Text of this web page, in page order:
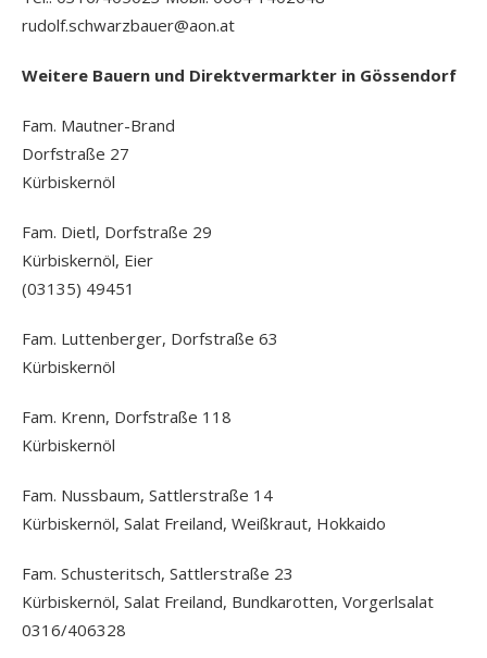
rudolf.schwarzbauer@aon.at
Weitere Bauern und Direktvermarkter in Gössendorf
Fam. Mautner-Brand
Dorfstraße 27
Kürbiskernöl
Fam. Dietl, Dorfstraße 29
Kürbiskernöl, Eier
(03135) 49451
Fam. Luttenberger, Dorfstraße 63
Kürbiskernöl
Fam. Krenn, Dorfstraße 118
Kürbiskernöl
Fam. Nussbaum, Sattlerstraße 14
Kürbiskernöl, Salat Freiland, Weißkraut, Hokkaido
Fam. Schusteritsch, Sattlerstraße 23
Kürbiskernöl, Salat Freiland, Bundkarotten, Vorgerlsalat
0316/406328